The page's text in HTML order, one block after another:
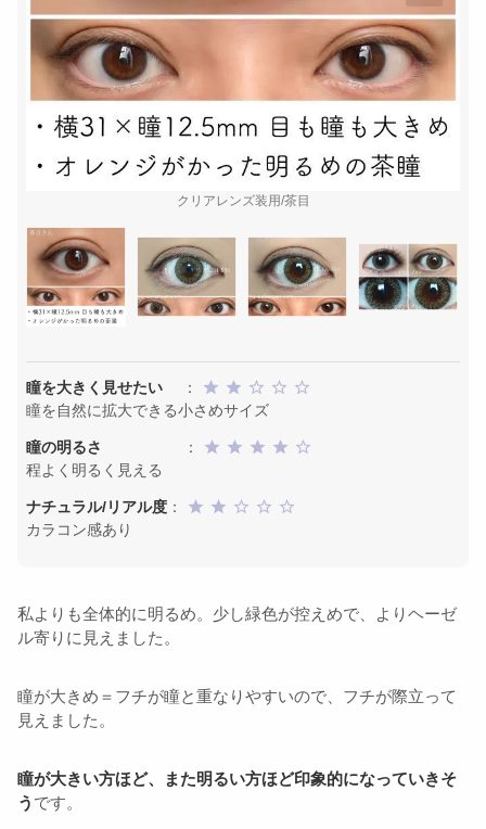
クリアレンズ装用/茶目
瞳を大きく見せたい
：
瞳を自然に拡大できる小さめサイズ
瞳の明るさ
：
程よく明るく見える
ナチュラル/リアル度 ：
カラコン感あり
私よりも全体的に明るめ。少し緑色が控えめで、よりヘーゼ
ル寄りに見えました。
瞳が大きめ＝フチが瞳と重なりやすいので、フチが際立って
見えました。
瞳が大きい方ほど、また明るい方ほど印象的になっていきそ
う です。